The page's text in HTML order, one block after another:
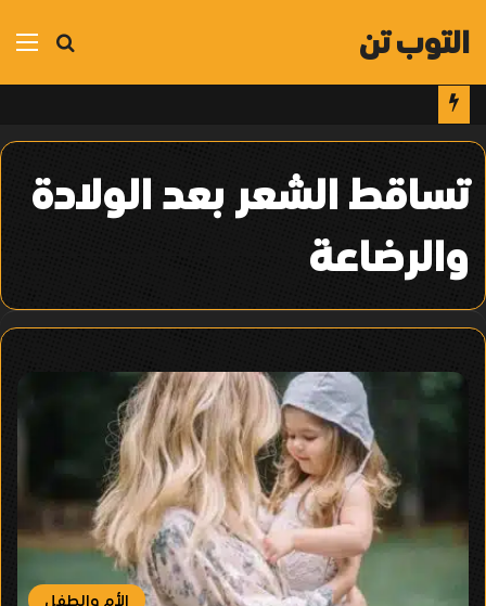
بحث
التوب تن
تساقط الشعر بعد الولادة
والرضاعة
الأم والطفل